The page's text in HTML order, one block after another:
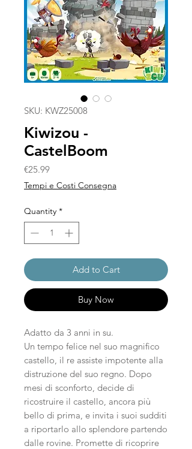
SKU: KWZ25008
Kiwizou -
CastelBoom
€25.99Price
Tempi e Costi Consegna
Quantity *
Add to Cart
Buy Now
Adatto da 3 anni in su.
Un tempo felice nel suo magnifico
castello, il re assiste impotente alla
distruzione del suo regno. Dopo
mesi di sconforto, decide di
ricostruire il castello, ancora più
bello di prima, e invita i suoi sudditi
a riportarlo allo splendore partendo
dalle rovine. Promette di ricoprire